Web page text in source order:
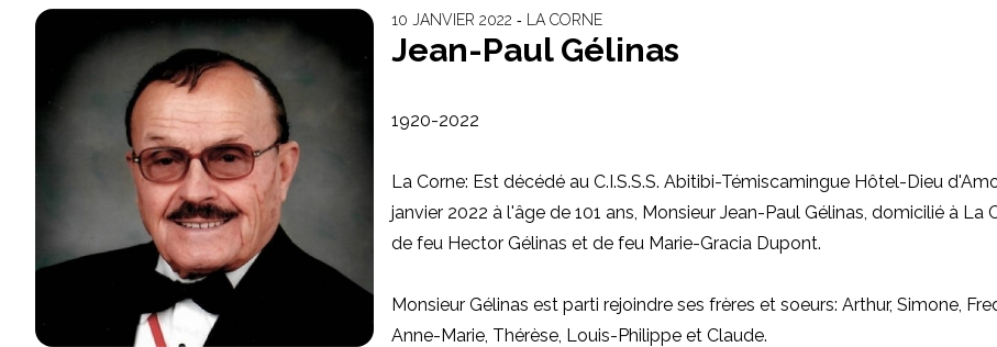
10 JANVIER 2022 ‐ LA CORNE
Jean-Paul Gélinas
1920-2022
La Corne: Est décédé au C.I.S.S.S. Abitibi-Témiscamingue Hôtel-Dieu
janvier 2022 à l'âge de 101 ans, Monsieur Jean-Paul Gélinas, domicilié à La
de feu Hector Gélinas et de feu Marie-Gracia Dupont.
Monsieur Gélinas est parti rejoindre ses frères et soeurs: Arthur, Simone,
Anne-Marie, Thérèse, Louis-Philippe et Claude.